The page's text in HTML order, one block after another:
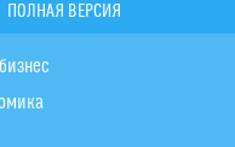
ПОЛНАЯ ВЕРСИЯ